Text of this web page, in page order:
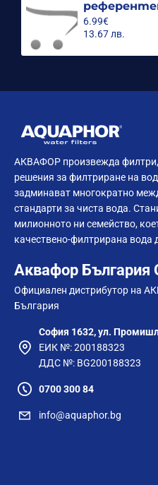
6.99€
13.67 лв.
АКВАФОР произвежда филтри,
решения за филтриране на
задминават многократно
стандарти за чиста вода.
милионното ни семейство,
качествено-филтрирана вода
Аквафор
Официален дистрибутор на
България
София 1632, ул.
ЕИК №: 200188323
ДДС №: BG200188323
0700 300 84
info@aquaphor.bg